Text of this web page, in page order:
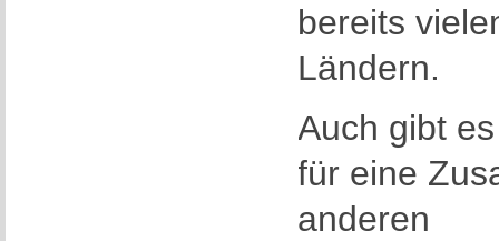
bereits
Ländern.
Auch gibt
für eine
anderen